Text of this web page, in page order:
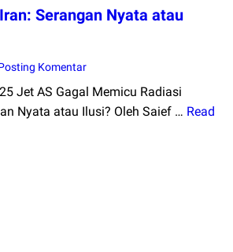
Serangan Nyata atau
Komentar
Jet AS Gagal Memicu Radiasi
Nyata atau Ilusi? Oleh Saief … Read